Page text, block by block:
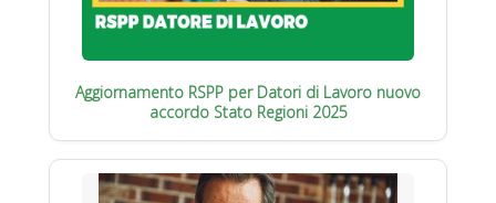
Aggiornamento RSPP per Datori di Lavoro nuovo
accordo Stato Regioni 2025